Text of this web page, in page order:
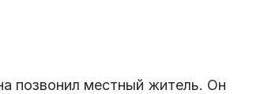
позвонил местный житель. Он